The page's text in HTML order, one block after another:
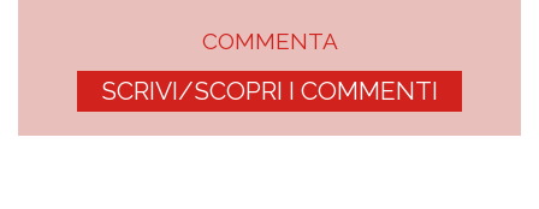
COMMENTA
SCRIVI/SCOPRI I COMMENTI